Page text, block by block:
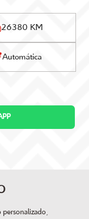
26380 KM
Automática
personalizado,